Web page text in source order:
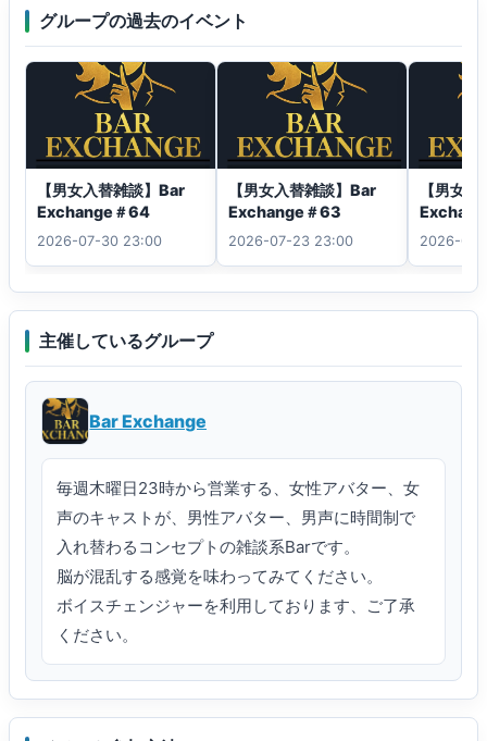
参加条件：
・PCオンリー
・Japanese Only
以下についてはご遠慮ください
・R-18やR-18G、負荷が大きい、巨大、50MB以上のア
バター
・キャストや他のお客様のご迷惑になる言動
以下のグループに参加の上、グループインスタンスに
Joinしてください。
https˸⁄⁄vrc․group⁄BAREXC․0827
備考：
本イベントのハッシュタグは以下です。
＃bar_exchange
グループの過去のイベント
【男女入替雑談】Bar
Exchange＃64
2026-07-30 23:00
【男女入替雑談】Bar
Exchange＃63
2026-07-23 23:00
【男女
2026-07-
主催しているグループ
Bar Exchange
毎週木曜日23時から営業する、女性アバター、女
声のキャストが、男性アバター、男声に時間制で
入れ替わるコンセプトの雑談系Barです。
脳が混乱する感覚を味わってみてください。
ボイスチェンジャーを利用しております、ご了承
ください。